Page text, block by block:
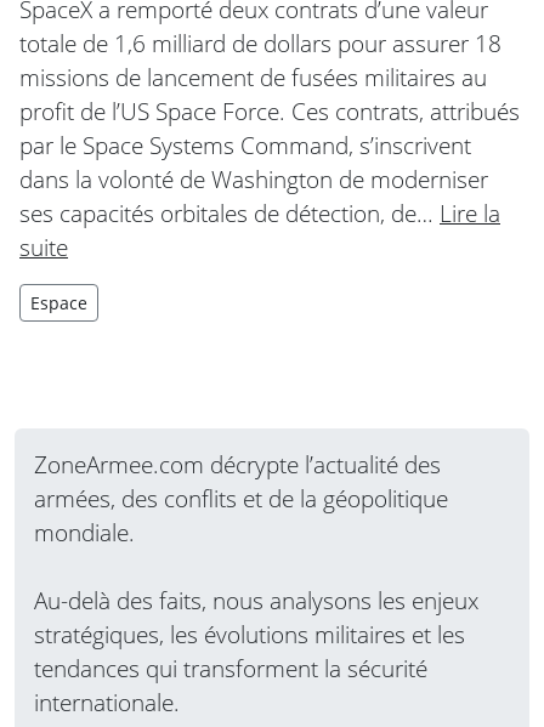
SpaceX a remporté deux contrats d’une valeur
totale de 1,6 milliard de dollars pour assurer 18
missions de lancement de fusées militaires au
profit de l’US Space Force. Ces contrats, attribués
par le Space Systems Command, s’inscrivent
dans la volonté de Washington de moderniser
ses capacités orbitales de détection, de… Lire la
suite
Espace
ZoneArmee.com décrypte l’actualité des
armées, des conflits et de la géopolitique
mondiale.
Au-delà des faits, nous analysons les enjeux
stratégiques, les évolutions militaires et les
tendances qui transforment la sécurité
internationale.